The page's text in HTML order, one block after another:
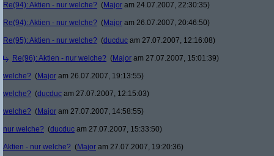
Re(94): Aktien - nur welche? (Major am 24.07.2007, 22:30:35)
Re(94): Aktien - nur welche? (Major am 26.07.2007, 20:46:50)
Re(95): Aktien - nur welche? (ducduc am 27.07.2007, 12:16:08)
Re(96): Aktien - nur welche? (Major am 27.07.2007, 15:01:39)
welche? (Major am 26.07.2007, 19:13:55)
welche? (ducduc am 27.07.2007, 12:15:03)
welche? (Major am 27.07.2007, 14:58:55)
nur welche? (ducduc am 27.07.2007, 15:33:50)
Aktien - nur welche? (Major am 27.07.2007, 19:20:36)